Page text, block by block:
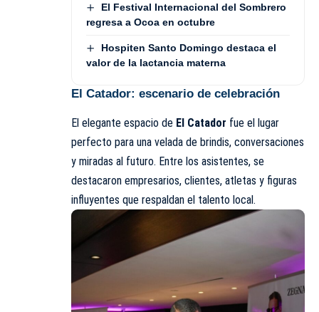
El Festival Internacional del Sombrero
regresa a Ocoa en octubre
Hospiten Santo Domingo destaca el
valor de la lactancia materna
El Catador: escenario de celebración
El elegante espacio de El Catador fue el lugar
perfecto para una velada de brindis, conversaciones
y miradas al futuro. Entre los asistentes, se
destacaron empresarios, clientes, atletas y figuras
influyentes que respaldan el talento local.